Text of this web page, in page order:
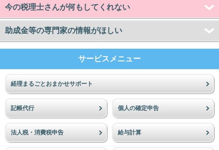
今の税理士さんが何もしてくれない
助成金等の専門家の情報がほしい
サービスメニュー
経理まるごとおまかせサポート
記帳代行 個人の確定申告
法人税・消費税申告 給与計算